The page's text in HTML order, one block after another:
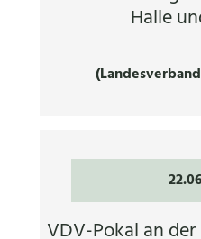
Halle
VDV-Pokal an